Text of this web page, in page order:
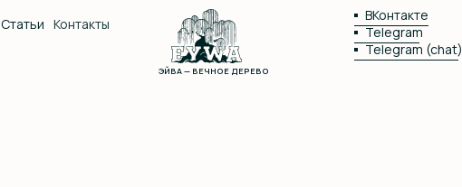
Статьи Контакты
ЭЙВА — ВЕЧНОЕ ДЕРЕВО
ВКонтакте
Telegram
Telegram (chat)